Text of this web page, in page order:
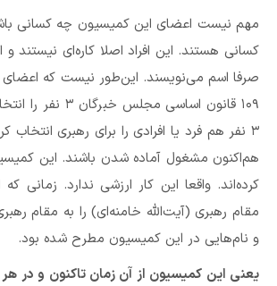
کسانی هستند. این افراد اصلا کاره‌ای نیستند و
صرفا اسم می‌نویسند. این‌طور نیست که
۱۰۹ قانون اساسی
۳ نفر هم فرد یا افرادی را برای رهبری انتخاب
هم‌اکنون مشغول آماده شدن باشند. این
کرده‌اند. واقعا این کار ارزشی ندارد. زمانی
مقام رهبری (آیت‌الله خامنه‌ای) را به مقام
و نام‌هایی در این کمیسیون مطرح شده بود.
یعنی این کمیسیون از آن زمان تاکنون و در